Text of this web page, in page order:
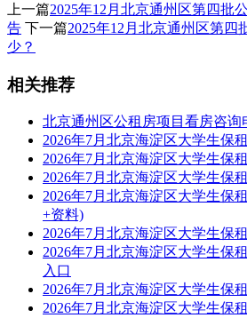
上一篇2025年12月北京通州区第四批
告 下一篇2025年12月北京通州区第四
少？
相关推荐
北京通州区公租房项目看房咨询
2026年7月北京海淀区大学生保
2026年7月北京海淀区大学生保
2026年7月北京海淀区大学生保
2026年7月北京海淀区大学生保
+资料)
2026年7月北京海淀区大学生保
2026年7月北京海淀区大学生保
入口
2026年7月北京海淀区大学生保
2026年7月北京海淀区大学生保